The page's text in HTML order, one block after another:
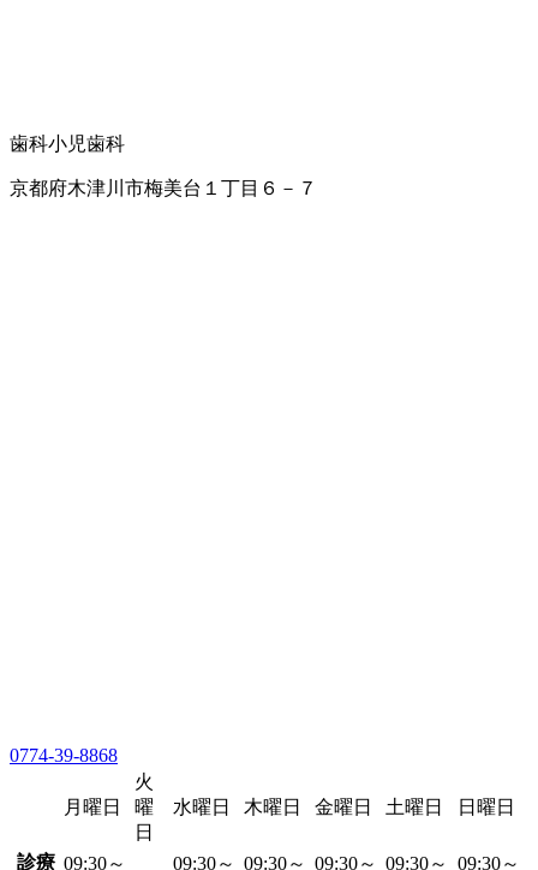
歯科小児歯科
京都府木津川市梅美台１丁目６－７
0774-39-8868
月曜日
火
曜
日
水曜日 木曜日 金曜日 土曜日 日曜日
診療 09:30～
09:30～ 09:30～ 09:30～ 09:30～
09:30～